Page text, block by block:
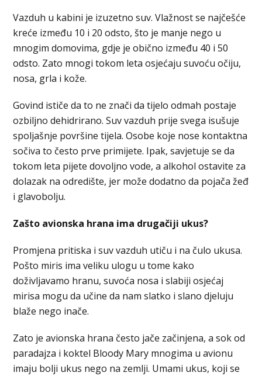
Vazduh u kabini je izuzetno suv. Vlažnost se najčešće
kreće između 10 i 20 odsto, što je manje nego u
mnogim domovima, gdje je obično između 40 i 50
odsto. Zato mnogi tokom leta osjećaju suvoću očiju,
nosa, grla i kože.
Govind ističe da to ne znači da tijelo odmah postaje
ozbiljno dehidrirano. Suv vazduh prije svega isušuje
spoljašnje površine tijela. Osobe koje nose kontaktna
sočiva to često prve primijete. Ipak, savjetuje se da
tokom leta pijete dovoljno vode, a alkohol ostavite za
dolazak na odredište, jer može dodatno da pojača žeđ
i glavobolju.
Zašto avionska hrana ima drugačiji ukus?
Promjena pritiska i suv vazduh utiču i na čulo ukusa.
Pošto miris ima veliku ulogu u tome kako
doživljavamo hranu, suvoća nosa i slabiji osjećaj
mirisa mogu da učine da nam slatko i slano djeluju
blaže nego inače.
Zato je avionska hrana često jače začinjena, a sok od
paradajza i koktel Bloody Mary mnogima u avionu
imaju bolji ukus nego na zemlji. Umami ukus, koji se